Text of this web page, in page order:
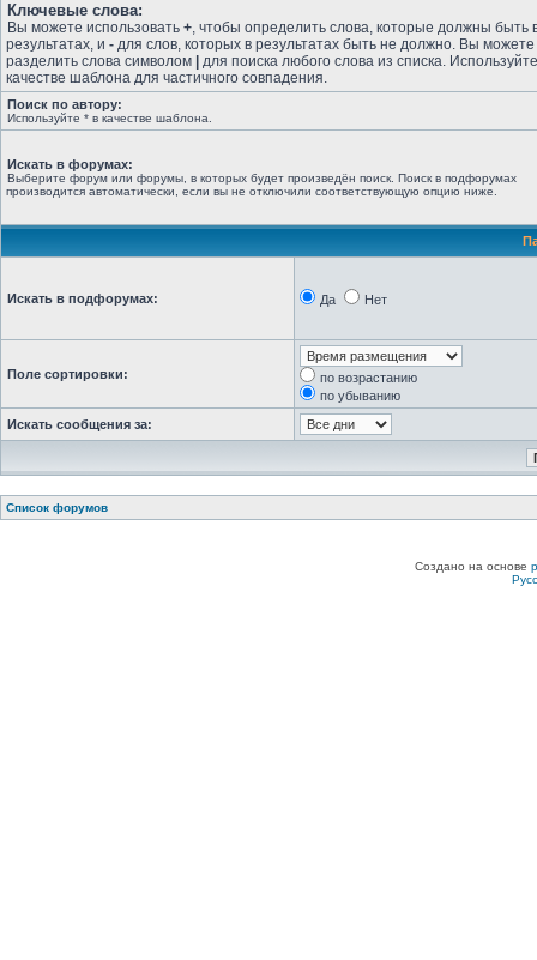
Ключевые слова:
Вы можете использовать +, чтобы определить слова, которые должны быть
результатах, и - для слов, которых в результатах быть не должно. Вы можете
разделить слова символом
для поиска любого слова из списка.
качестве шаблона для частичного совпадения.
Поиск по автору:
Используйте * в качестве шаблона.
Искать в форумах:
Выберите форум или форумы, в которых будет произведён поиск. Поиск в подфорумах
производится автоматически, если вы не отключили соответствующую опцию ниже.
Искать в подфорумах: Да Нет
Поле сортировки:
по возрастанию
по убыванию
Искать сообщения за:
Список форумов
Создано на основе